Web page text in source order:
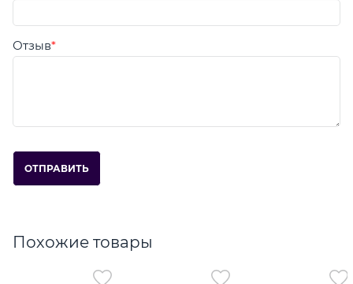
Отзыв
Похожие товары